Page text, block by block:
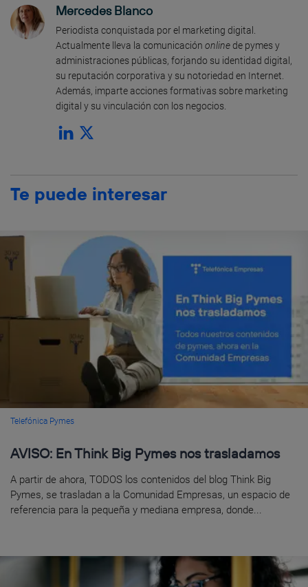
Mercedes Blanco
Periodista conquistada por el marketing digital.
Actualmente lleva la comunicación onlinede pymes y
administraciones públicas, forjando su identidad digital,
su reputación corporativa y su notoriedad en Internet.
Además, imparte acciones formativas sobre marketing
digital y su vinculación con los negocios.
Te puede interesar
Telefónica Pymes
AVISO: En Think Big Pymes nos trasladamos
A partir de ahora, TODOS los contenidos del blog Think Big
Pymes, se trasladan a la Comunidad Empresas, un espacio de
referencia para la pequeña y mediana empresa, donde...